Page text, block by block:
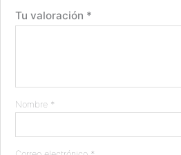
Tu valoración *
Nombre *